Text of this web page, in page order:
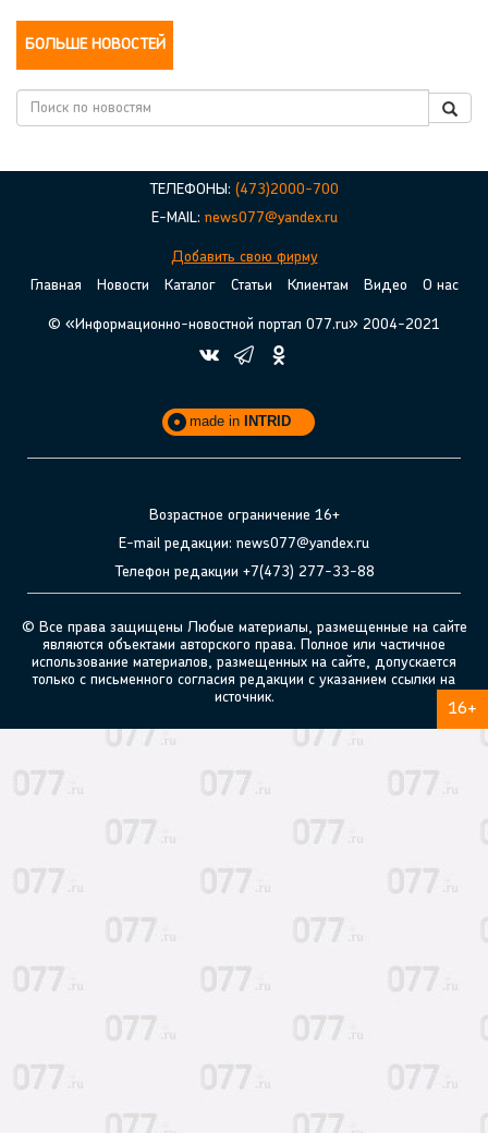
БОЛЬШЕ НОВОСТЕЙ
ТЕЛЕФОНЫ: (473)2000-700
E-MAIL: news077@yandex.ru
Добавить свою фирму
Главная
Новости Каталог Статьи Клиентам Видео О нас
© «Информационно-новостной портал 077.ru» 2004-2021
made in INTRID
Возрастное ограничение 16+
E-mail редакции: news077@yandex.ru
Телефон редакции +7(473) 277-33-88
© Все права защищены Любые материалы, размещенные на сайте
являются объектами авторского права. Полное или частичное
использование материалов, размещенных на сайте, допускается
только с письменного согласия редакции с указанием ссылки на
источник.
16+